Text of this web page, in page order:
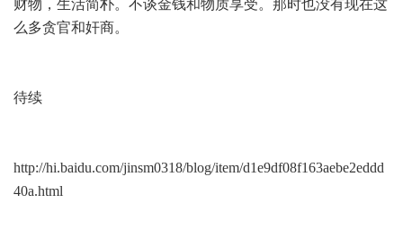
财物，生活简朴。不谈金钱和物质享受。那时也没有现在这
么多贪官和奸商。
待续
http://hi.baidu.com/jinsm0318/blog/item/d1e9df08f163aebe2eddd
40a.html